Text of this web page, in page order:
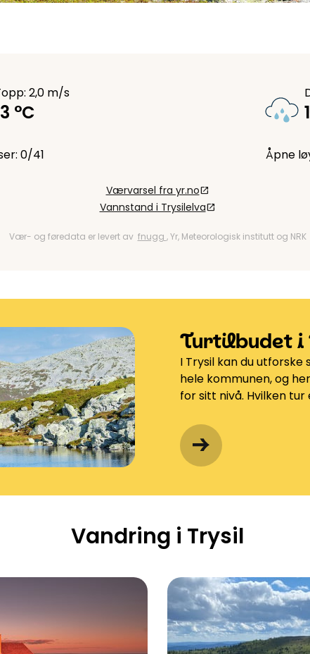
2,0 m/s
°C
0/41 Åpne
Værvarsel fra yr.noopen_in_new
Vannstand i Trysilelvaopen_in_new
Vær- og føredata er levert av fnugg , Yr, Meteorologisk institutt og NRK
Turtilbudet
I Trysil kan du utforske
hele kommunen, og
for sitt nivå. Hvilken
Vandring i Trysil
Vandring i Fageråsen